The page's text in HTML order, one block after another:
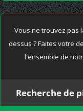
Vous ne trouvez pas
dessus ? Faites votre
l'ensemble de
Recherche de